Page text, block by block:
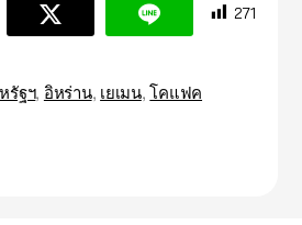
271
รัฐฯ, อิหร่าน, เยเมน,โคแฟค